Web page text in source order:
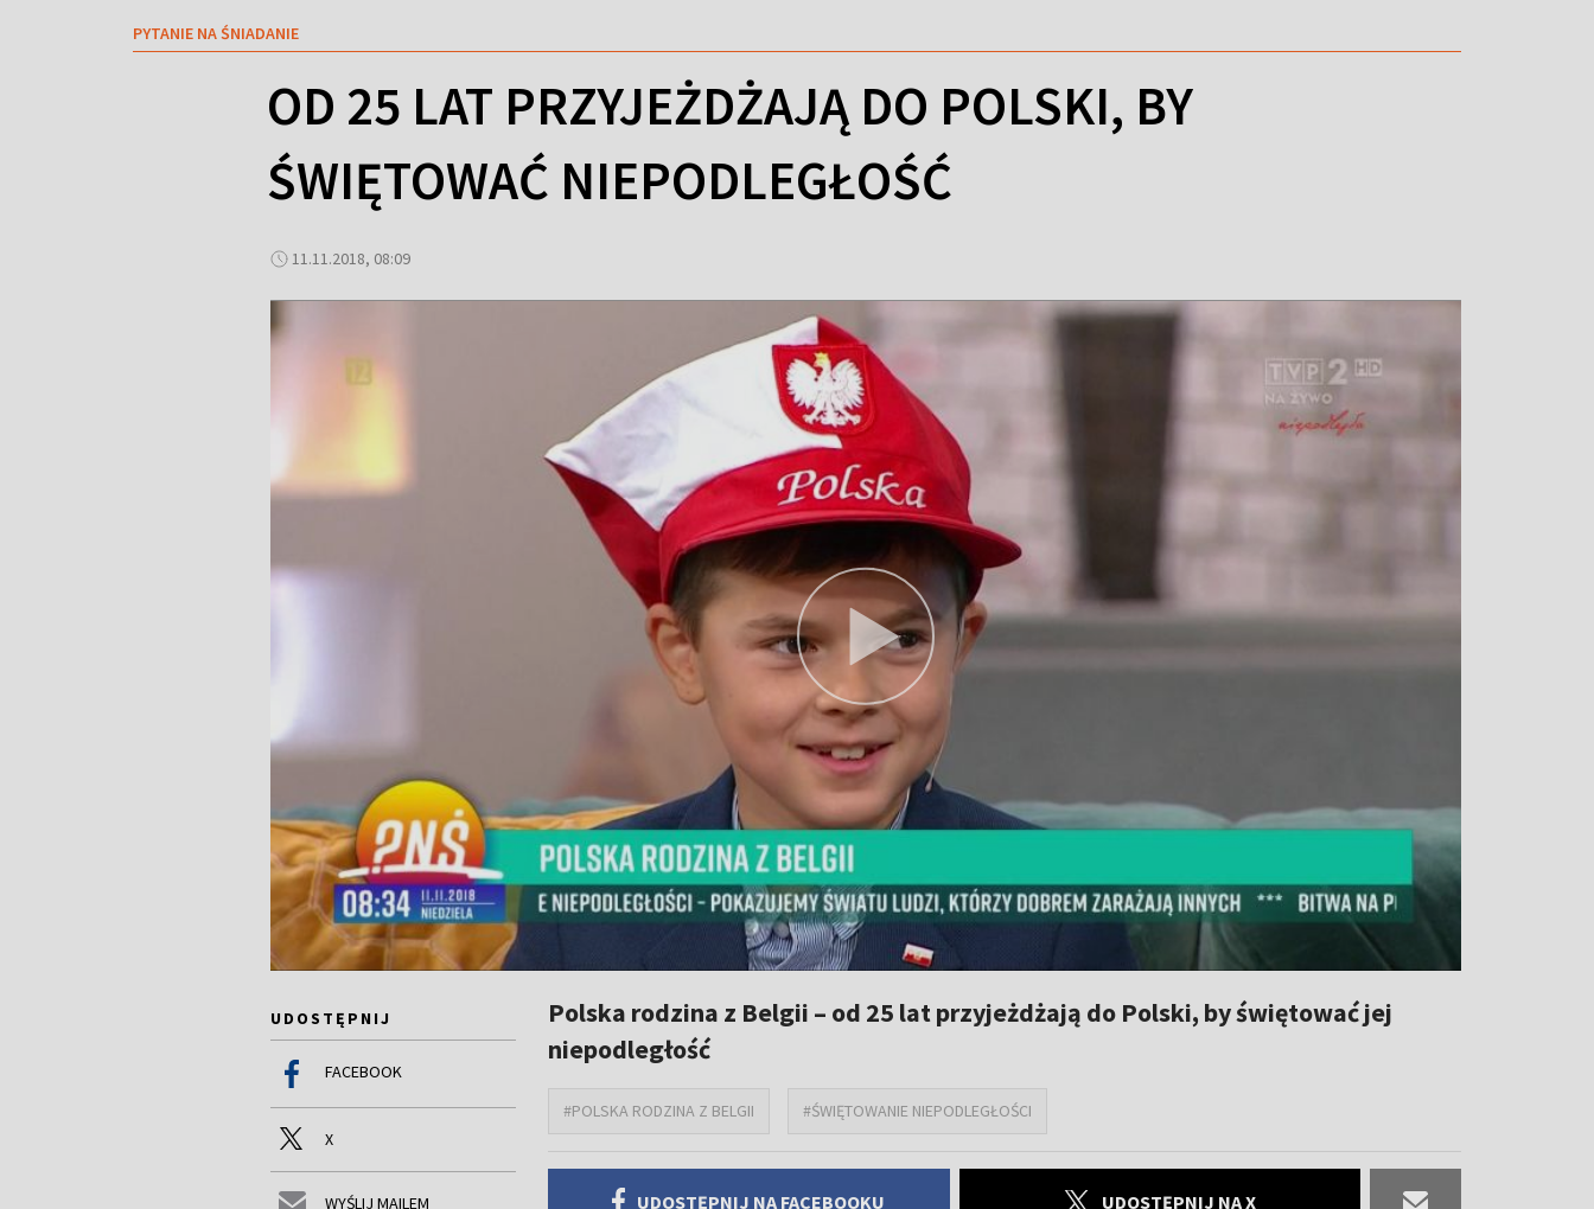
PYTANIE NA ŚNIADANIE
OD 25 LAT PRZYJEŻDŻAJĄ DO POLSKI, BY
ŚWIĘTOWAĆ NIEPODLEGŁOŚĆ
11.11.2018, 08:09
UDOSTĘPNIJ
FACEBOOK
X
WYŚLIJ MAILEM
Polska rodzina z Belgii – od 25 lat przyjeżdżają do Polski, by świętować jej
niepodległość
#POLSKA RODZINA Z BELGII #ŚWIĘTOWANIE NIEPODLEGŁOŚCI
UDOSTĘPNIJ NA FACEBOOKU UDOSTĘPNIJ NA X